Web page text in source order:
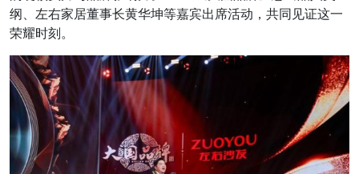
纲、左右家居董事长黄华坤等嘉宾出席活动，共同见证这一
荣耀时刻。